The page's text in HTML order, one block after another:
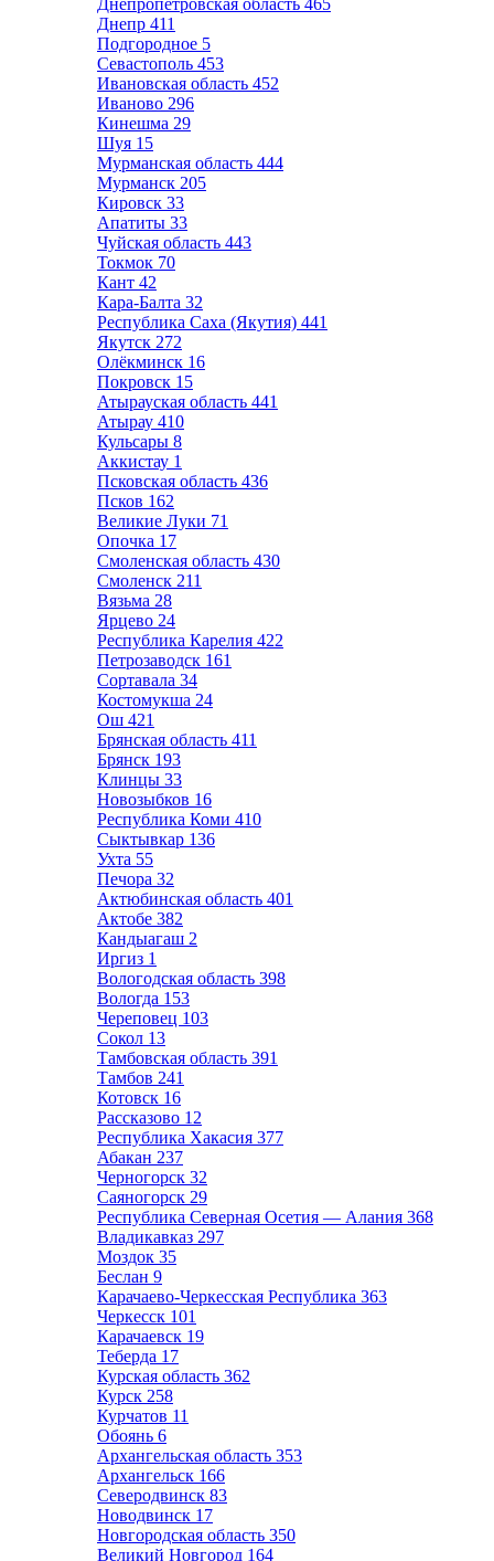
Днепропетровская область 465
Днепр 411
Подгородное 5
Севастополь 453
Ивановская область 452
Иваново 296
Кинешма 29
Шуя 15
Мурманская область 444
Мурманск 205
Кировск 33
Апатиты 33
Чуйская область 443
Токмок 70
Кант 42
Кара-Балта 32
Республика Саха (Якутия) 441
Якутск 272
Олёкминск 16
Покровск 15
Атырауская область 441
Атырау 410
Кульсары 8
Аккистау 1
Псковская область 436
Псков 162
Великие Луки 71
Опочка 17
Смоленская область 430
Смоленск 211
Вязьма 28
Ярцево 24
Республика Карелия 422
Петрозаводск 161
Сортавала 34
Костомукша 24
Ош 421
Брянская область 411
Брянск 193
Клинцы 33
Новозыбков 16
Республика Коми 410
Сыктывкар 136
Ухта 55
Печора 32
Актюбинская область 401
Актобе 382
Кандыагаш 2
Иргиз 1
Вологодская область 398
Вологда 153
Череповец 103
Сокол 13
Тамбовская область 391
Тамбов 241
Котовск 16
Рассказово 12
Республика Хакасия 377
Абакан 237
Черногорск 32
Саяногорск 29
Республика Северная Осетия — Алания 368
Владикавказ 297
Моздок 35
Беслан 9
Карачаево-Черкесская Республика 363
Черкесск 101
Карачаевск 19
Теберда 17
Курская область 362
Курск 258
Курчатов 11
Обоянь 6
Архангельская область 353
Архангельск 166
Северодвинск 83
Новодвинск 17
Новгородская область 350
Великий Новгород 164